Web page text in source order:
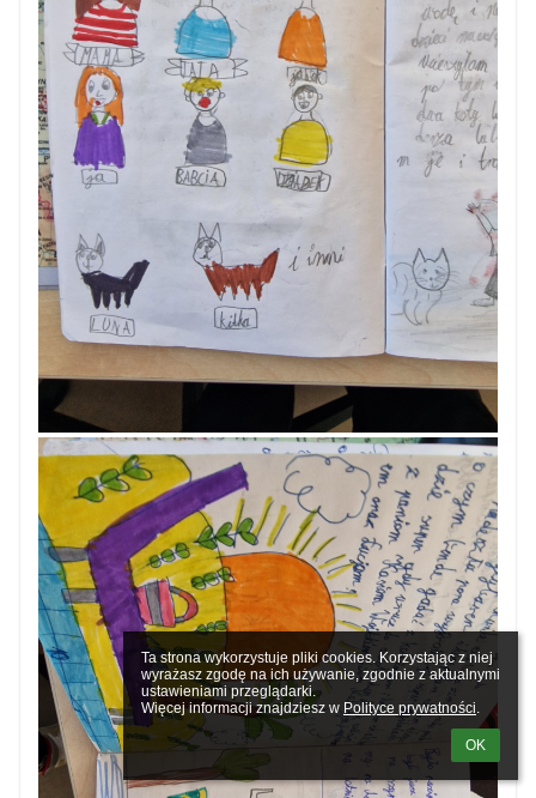
Ta strona wykorzystuje pliki cookies. Korzystając z niej
wyrażasz zgodę na ich używanie, zgodnie z aktualnymi
ustawieniami przeglądarki.
Więcej informacji znajdziesz w Polityce prywatności.
OK